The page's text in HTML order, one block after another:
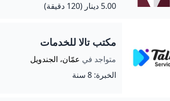
5.00 دينار
(120 دقيقة)
مكتب تالا للخدمات
متواجد في عمّان، الجندويل
الخبرة: 8 سنة